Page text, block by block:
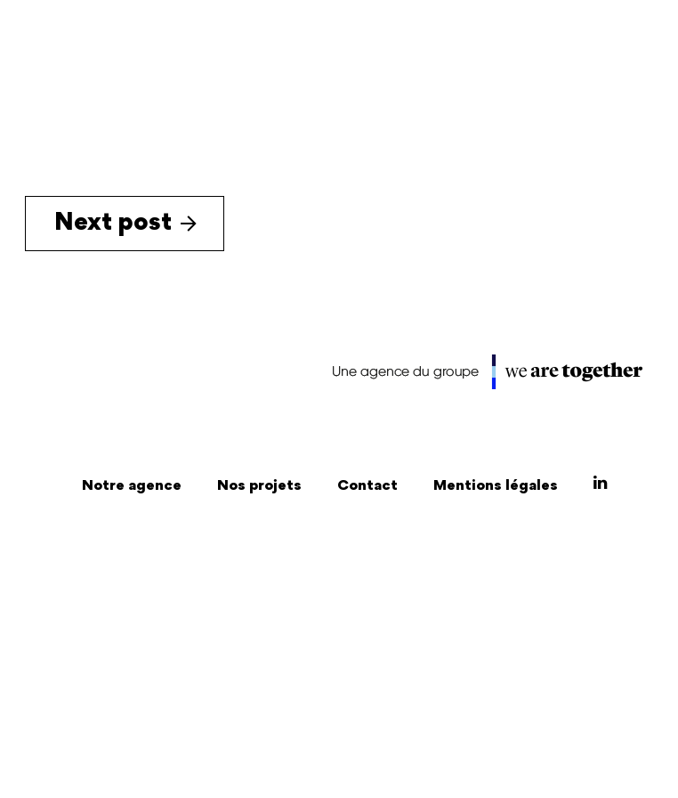
Next post
Notre agence Nos projets Contact Mentions légales